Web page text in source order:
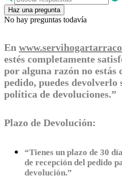
Haz una pregunta
No hay preguntas todavía
En
estés completamente
por alguna razón no estás
pedido, puedes devolverlo
política de devoluciones.”
Plazo de Devolución:
“Tienes un plazo de 30
de recepción del pedido
devolución.”